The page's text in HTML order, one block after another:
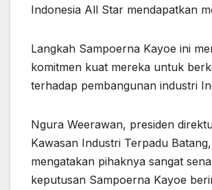
Indonesia All Star mendapatkan
Langkah Sampoerna Kayoe ini
komitmen kuat mereka untuk
terhadap pembangunan industri
Ngura Weerawan, presiden
Kawasan Industri Terpadu Batang,
mengatakan pihaknya sangat
keputusan Sampoerna Kayoe